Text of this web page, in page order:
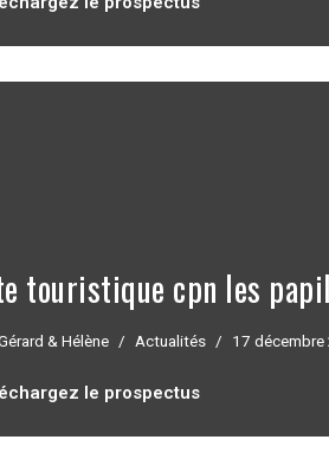
touristique cpn les
& Hélène Actualités 17 décembre
le prospectus